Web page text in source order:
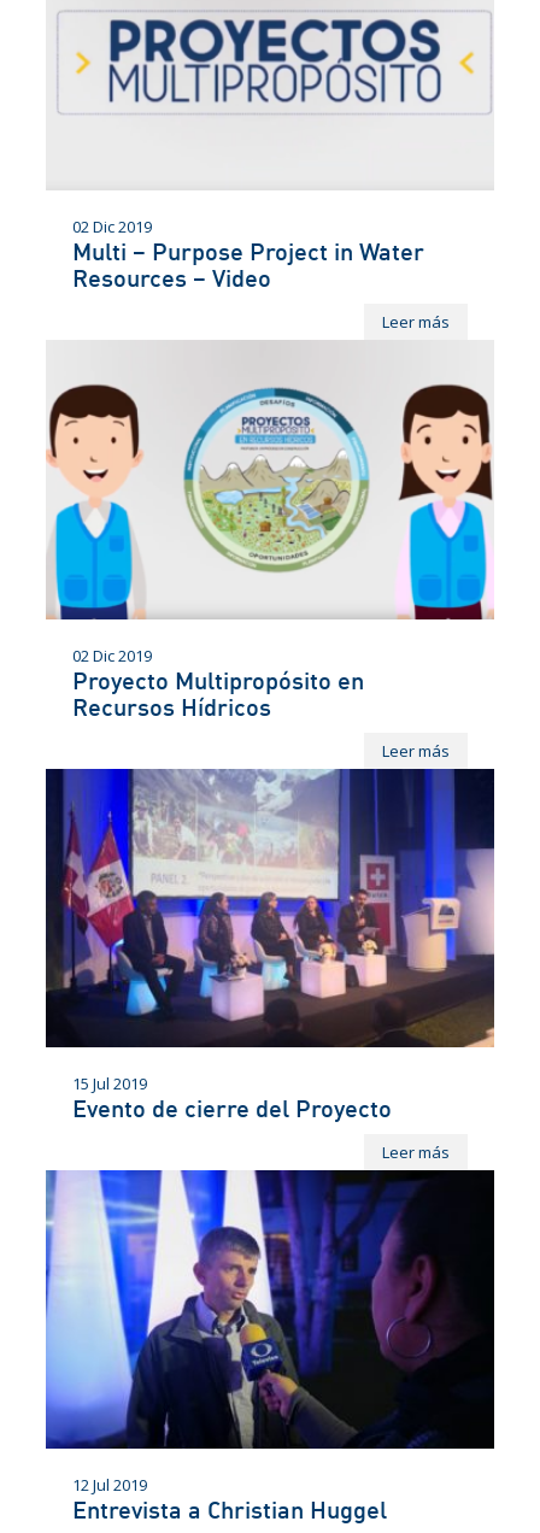
02 Dic 2019
Multi – Purpose Project in Water
Resources – Video
Leer más
02 Dic 2019
Proyecto Multipropósito en
Recursos Hídricos
Leer más
15 Jul 2019
Evento de cierre del Proyecto
Leer más
12 Jul 2019
Entrevista a Christian Huggel